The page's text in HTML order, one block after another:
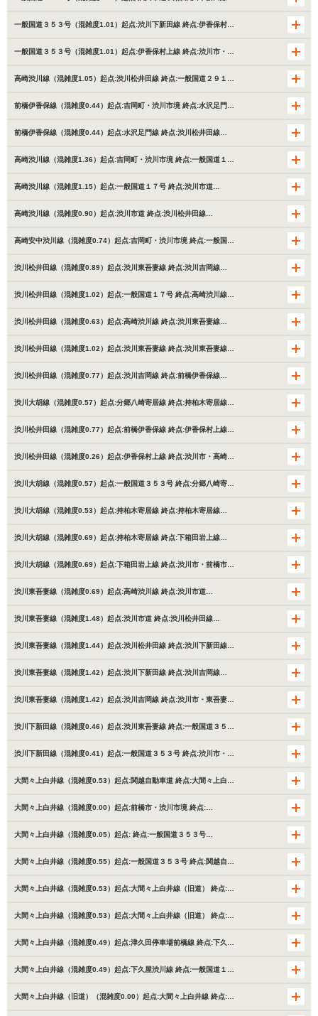
一般国道３５３号（混雑度1.01）起点:渋川下新田線 終点:伊香保村…
一般国道３５３号（混雑度1.01）起点:伊香保村上線 終点:渋川市・…
高崎渋川線（混雑度1.05）起点:渋川松井田線 終点:一般国道２９１…
前橋伊香保線（混雑度0.44）起点:吉岡町・渋川市境 終点:水沢足門…
前橋伊香保線（混雑度0.44）起点:水沢足門線 終点:渋川松井田線…
高崎渋川線（混雑度1.36）起点:吉岡町・渋川市境 終点:一般国道１…
高崎渋川線（混雑度1.15）起点:一般国道１７号 終点:渋川市道…
高崎渋川線（混雑度0.90）起点:渋川市道 終点:渋川松井田線…
高崎安中渋川線（混雑度0.74）起点:吉岡町・渋川市境 終点:一般国…
渋川松井田線（混雑度0.89）起点:渋川東吾妻線 終点:渋川吉岡線…
渋川松井田線（混雑度1.02）起点:一般国道１７号 終点:高崎渋川線…
渋川松井田線（混雑度0.63）起点:高崎渋川線 終点:渋川東吾妻線…
渋川松井田線（混雑度1.02）起点:渋川東吾妻線 終点:渋川東吾妻線…
渋川松井田線（混雑度0.77）起点:渋川吉岡線 終点:前橋伊香保線…
渋川大胡線（混雑度0.57）起点:分郷八崎寄居線 終点:持柏木寄居線…
渋川松井田線（混雑度0.77）起点:前橋伊香保線 終点:伊香保村上線…
渋川松井田線（混雑度0.26）起点:伊香保村上線 終点:渋川市・高崎…
渋川大胡線（混雑度0.57）起点:一般国道３５３号 終点:分郷八崎寄…
渋川大胡線（混雑度0.53）起点:持柏木寄居線 終点:持柏木寄居線…
渋川大胡線（混雑度0.69）起点:持柏木寄居線 終点:下箱田岩上線…
渋川大胡線（混雑度0.69）起点:下箱田岩上線 終点:渋川市・前橋市…
渋川東吾妻線（混雑度0.69）起点:高崎渋川線 終点:渋川市道…
渋川東吾妻線（混雑度1.48）起点:渋川市道 終点:渋川松井田線…
渋川東吾妻線（混雑度1.44）起点:渋川松井田線 終点:渋川下新田線…
渋川東吾妻線（混雑度1.42）起点:渋川下新田線 終点:渋川吉岡線…
渋川東吾妻線（混雑度1.42）起点:渋川吉岡線 終点:渋川市・東吾妻…
渋川下新田線（混雑度0.46）起点:渋川東吾妻線 終点:一般国道３５…
渋川下新田線（混雑度0.41）起点:一般国道３５３号 終点:渋川市・…
大間々上白井線（混雑度0.53）起点:関越自動車道 終点:大間々上白…
大間々上白井線（混雑度0.00）起点:前橋市・渋川市境 終点:…
大間々上白井線（混雑度0.05）起点: 終点:一般国道３５３号…
大間々上白井線（混雑度0.55）起点:一般国道３５３号 終点:関越自…
大間々上白井線（混雑度0.53）起点:大間々上白井線（旧道） 終点:…
大間々上白井線（混雑度0.53）起点:大間々上白井線（旧道） 終点:…
大間々上白井線（混雑度0.49）起点:津久田停車場前橋線 終点:下久…
大間々上白井線（混雑度0.49）起点:下久屋渋川線 終点:一般国道１…
大間々上白井線（旧道）（混雑度0.00）起点:大間々上白井線 終点:…